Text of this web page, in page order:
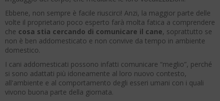
Ebbene, non sempre è facile riuscirci! Anzi, la maggior parte delle
volte il proprietario poco esperto farà molta fatica a comprendere
che cosa stia cercando di comunicare il cane, soprattutto se
non è ben addomesticato e non convive da tempo in ambiente
domestico.
I cani addomesticati possono infatti comunicare “meglio”, perché
si sono adattati più idoneamente al loro nuovo contesto,
all'ambiente e al comportamento degli esseri umani con i quali
vivono buona parte della giornata.